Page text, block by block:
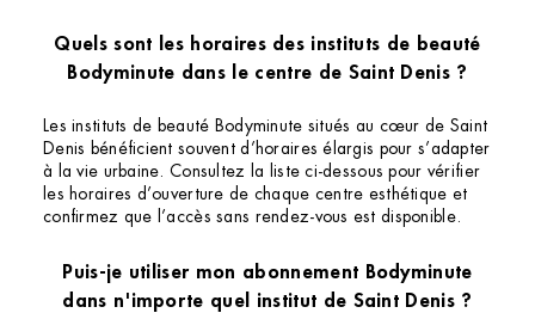
Quels sont les horaires des instituts de beauté
Bodyminute dans le centre de Saint Denis ?
Les instituts de beauté Bodyminute situés au cœur de Saint
Denis bénéficient souvent d’horaires élargis pour s’adapter
à la vie urbaine. Consultez la liste ci-dessous pour vérifier
les horaires d’ouverture de chaque centre esthétique et
confirmez que l’accès sans rendez-vous est disponible.
Puis-je utiliser mon abonnement Bodyminute
dans n'importe quel institut de Saint Denis ?